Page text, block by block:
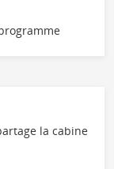
la cabine